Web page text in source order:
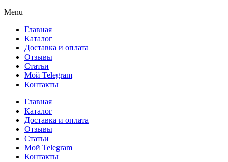
Menu
Главная
Каталог
Доставка и оплата
Отзывы
Статьи
Мой Telegram
Контакты
Главная
Каталог
Доставка и оплата
Отзывы
Статьи
Мой Telegram
Контакты